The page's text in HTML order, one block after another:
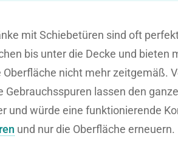
mit Schiebetüren sind oft
bis unter die Decke und bieten
nicht mehr zeitgemäß.
lassen den
und würde eine funktionierende
und nur die Oberfläche erneuern.